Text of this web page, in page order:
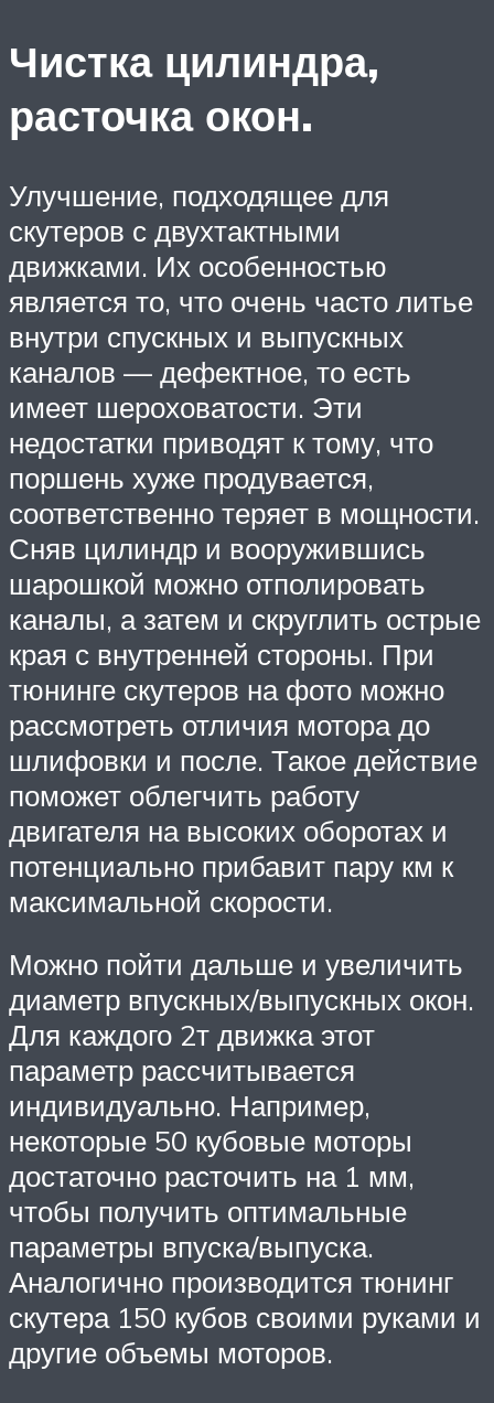
Чистка цилиндра,
расточка окон.
Улучшение, подходящее для
скутеров с двухтактными
движками. Их особенностью
является то, что очень часто литье
внутри спускных и выпускных
каналов — дефектное, то есть
имеет шероховатости. Эти
недостатки приводят к тому, что
поршень хуже продувается,
соответственно теряет в мощности.
Сняв цилиндр и вооружившись
шарошкой можно отполировать
каналы, а затем и скруглить острые
края с внутренней стороны. При
тюнинге скутеров на фото можно
рассмотреть отличия мотора до
шлифовки и после. Такое действие
поможет облегчить работу
двигателя на высоких оборотах и
потенциально прибавит пару км к
максимальной скорости.
Можно пойти дальше и увеличить
диаметр впускных/выпускных окон.
Для каждого 2т движка этот
параметр рассчитывается
индивидуально. Например,
некоторые 50 кубовые моторы
достаточно расточить на 1 мм,
чтобы получить оптимальные
параметры впуска/выпуска.
Аналогично производится тюнинг
скутера 150 кубов своими руками и
другие объемы моторов.